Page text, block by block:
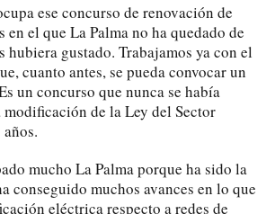
ese concurso de renovación de
en el que La Palma no ha quedado de
hubiera gustado. Trabajamos ya con el
cuanto antes, se pueda convocar un
un concurso que nunca se había
modificación de la Ley del Sector
mucho La Palma porque ha sido la
conseguido muchos avances en lo que
eléctrica respecto a redes de